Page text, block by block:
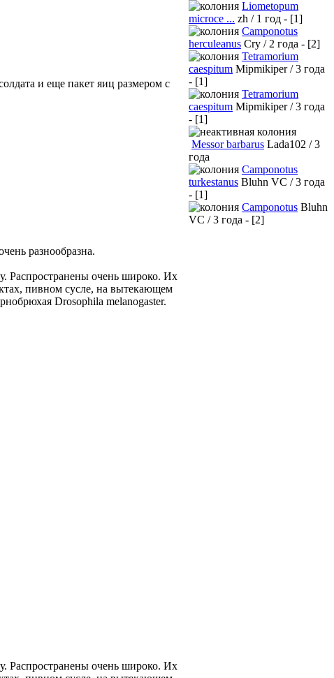
и еще пакет яиц размером с
разнообразна.
Распространены очень широко. Их
пивном сусле, на вытекающем
Drosophila melanogaster.
Распространены очень широко. Их
Liometopum
microce ... zh / 1 год - [1]
Camponotus
herculeanus Cry / 2 года - [2]
Tetramorium
caespitum Mipmikiper / 3 года
- [1]
Tetramorium
caespitum Mipmikiper / 3 года
- [1]
Messor barbarus Lada102 / 3
года
Camponotus
turkestanus Bluhn VC / 3 года
- [1]
Camponotus Bluhn
VC / 3 года - [2]